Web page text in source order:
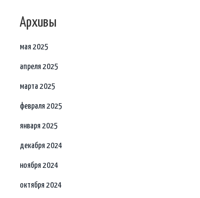
Архивы
мая 2025
апреля 2025
марта 2025
февраля 2025
января 2025
декабря 2024
ноября 2024
октября 2024